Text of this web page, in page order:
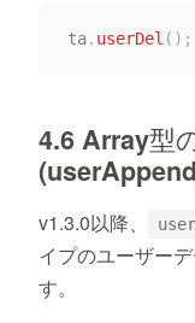
ta. userDel ( ) ;
4.6 Array型
v1.3.0以降、
イプのユーザー
す。